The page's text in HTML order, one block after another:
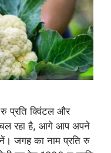
प्रति क्विंटल और
रहा है, आगे आप अपने
जगह का नाम प्रति रु